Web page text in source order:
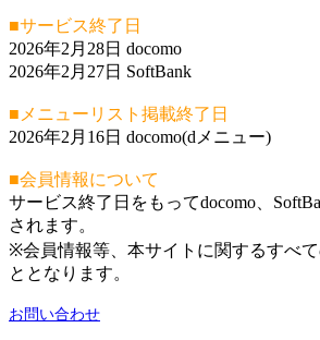
■サービス終了日
2026年2月28日 docomo
2026年2月27日 SoftBank
■メニューリスト掲載終了日
2026年2月16日 docomo(dメニュー)
■会員情報について
サービス終了日をもってdocomo、
されます。
※会員情報等、本サイトに関するすべ
ととなります。
お問い合わせ